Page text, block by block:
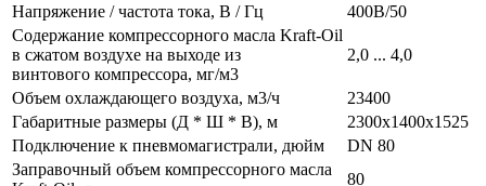
Напряжение / частота тока, В / Гц
400В/50
Содержание компрессорного масла Kraft-Oil
в сжатом воздухе на выходе из
винтового компрессора, мг/м3
2,0 ... 4,0
Объем охлаждающего воздуха, м3/ч
23400
Габаритные размеры (Д * Ш * В), м
2300х1400х1525
Подключение к пневмомагистрали, дюйм
DN 80
Заправочный объем компрессорного масла
80